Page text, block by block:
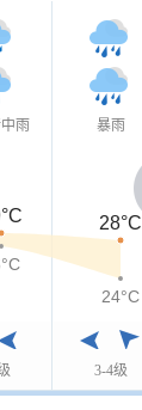
雨 暴雨
3-4级
28°C
24°C